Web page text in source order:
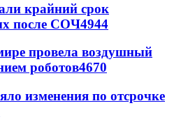
крайний срок
после СОЧ4944
провела воздушный
роботов4670
изменения по отсрочке